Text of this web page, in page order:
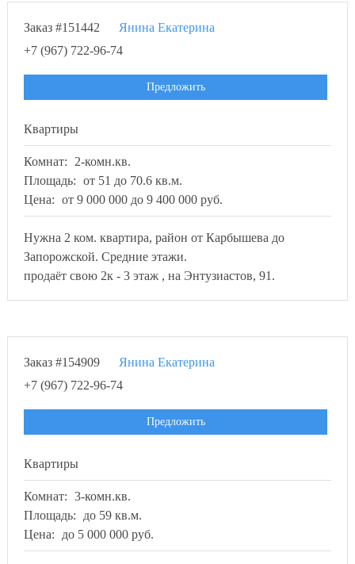
Заказ #151442
Янина Екатерина
+7 (967) 722-96-74
Предложить
Квартиры
Комнат:
2-комн.кв.
Площадь: от 51 до 70.6 кв.м.
Цена: от 9 000 000 до 9 400 000 руб.
Нужна 2 ком. квартира, район от Карбышева до
Запорожской. Средние этажи.
продаёт свою 2к - 3 этаж , на Энтузиастов, 91.
Заказ #154909
Янина Екатерина
+7 (967) 722-96-74
Предложить
Квартиры
Комнат: 3-комн.кв.
Площадь:
до 59 кв.м.
Цена:
до 5 000 000 руб.